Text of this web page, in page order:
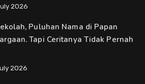
2026
Puluhan Nama di Papan
Tapi Ceritanya Tidak Pernah
2026